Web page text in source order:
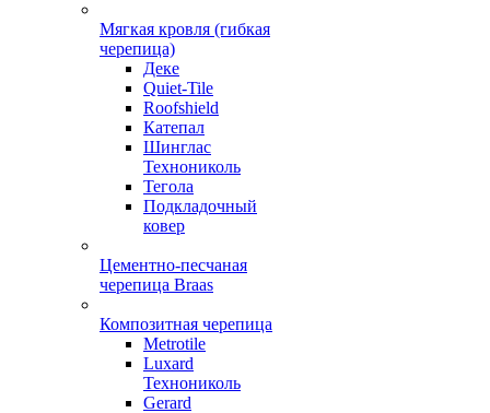
Мягкая кровля (гибкая
черепица)
Деке
Quiet-Tile
Roofshield
Катепал
Шинглас
Технониколь
Тегола
Подкладочный
ковер
Цементно-песчаная
черепица Braas
Композитная черепица
Metrotile
Luxard
Технониколь
Gerard